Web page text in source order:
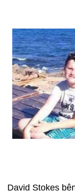
David Stokes